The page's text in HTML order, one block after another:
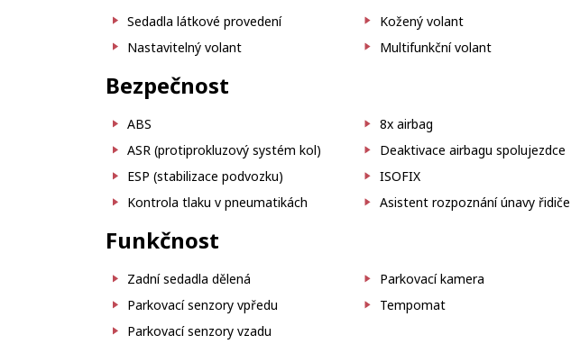
Sedadla látkové provedení
Nastavitelný volant
Kožený volant
Multifunkční volant
Bezpečnost
ABS
ASR (protiprokluzový systém kol)
ESP (stabilizace podvozku)
Kontrola tlaku v pneumatikách
8x airbag
Deaktivace airbagu spolujezdce
ISOFIX
Asistent rozpoznání únavy řidiče
Funkčnost
Zadní sedadla dělená
Parkovací senzory vpředu
Parkovací senzory vzadu
Parkovací kamera
Tempomat